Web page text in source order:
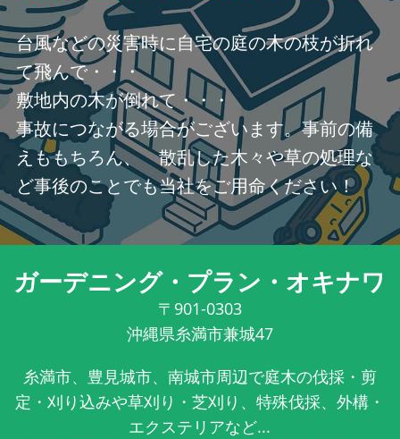
台風などの災害時に自宅の庭の木の枝が折れ
て飛んで・・・
敷地内の木が倒れて・・・
事故につながる場合がございます。事前の備
えももちろん、 散乱した木々や草の処理な
ど事後のことでも当社をご用命ください！
ガーデニング・プラン・オキナワ
〒901-0303
沖縄県糸満市兼城47
糸満市、豊見城市、南城市周辺で庭木の伐採・剪
定・刈り込みや草刈り・芝刈り、特殊伐採、外構・
エクステリアなど...